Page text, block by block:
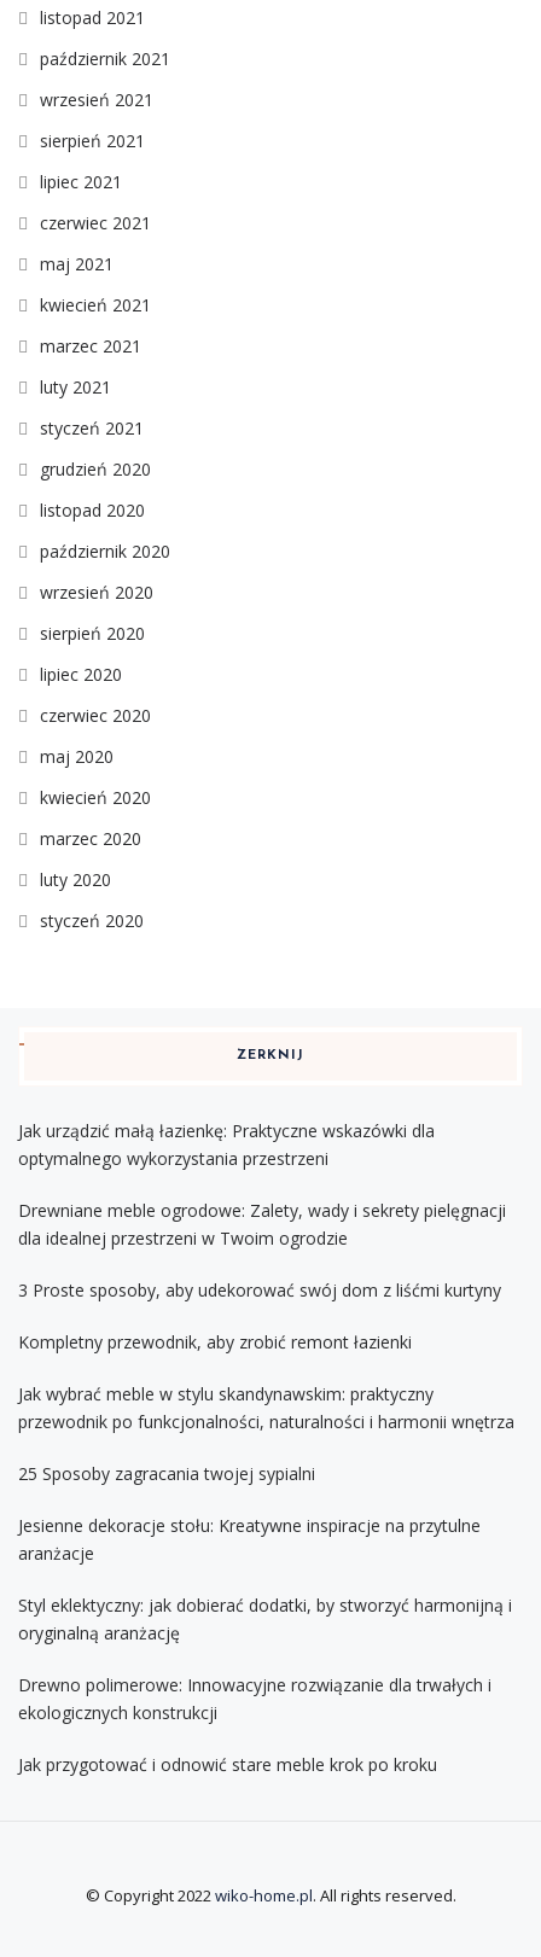
listopad 2021
październik 2021
wrzesień 2021
sierpień 2021
lipiec 2021
czerwiec 2021
maj 2021
kwiecień 2021
marzec 2021
luty 2021
styczeń 2021
grudzień 2020
listopad 2020
październik 2020
wrzesień 2020
sierpień 2020
lipiec 2020
czerwiec 2020
maj 2020
kwiecień 2020
marzec 2020
luty 2020
styczeń 2020
ZERKNIJ
Jak urządzić małą łazienkę: Praktyczne wskazówki dla
optymalnego wykorzystania przestrzeni
Drewniane meble ogrodowe: Zalety, wady i sekrety pielęgnacji
dla idealnej przestrzeni w Twoim ogrodzie
3 Proste sposoby, aby udekorować swój dom z liśćmi kurtyny
Kompletny przewodnik, aby zrobić remont łazienki
Jak wybrać meble w stylu skandynawskim: praktyczny
przewodnik po funkcjonalności, naturalności i harmonii wnętrza
25 Sposoby zagracania twojej sypialni
Jesienne dekoracje stołu: Kreatywne inspiracje na przytulne
aranżacje
Styl eklektyczny: jak dobierać dodatki, by stworzyć harmonijną i
oryginalną aranżację
Drewno polimerowe: Innowacyjne rozwiązanie dla trwałych i
ekologicznych konstrukcji
Jak przygotować i odnowić stare meble krok po kroku
© Copyright 2022wiko-home.pl. All rights reserved.